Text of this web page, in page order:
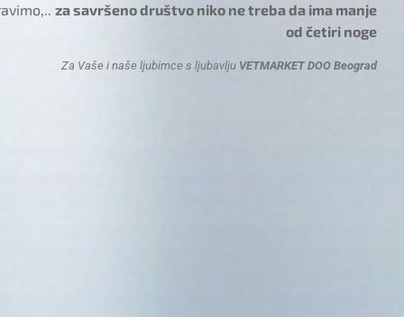
za savršeno društvo niko ne treba da ima manje
od četiri noge
Za Vaše i naše ljubimce s ljubavlju VETMARKET DOO Beograd